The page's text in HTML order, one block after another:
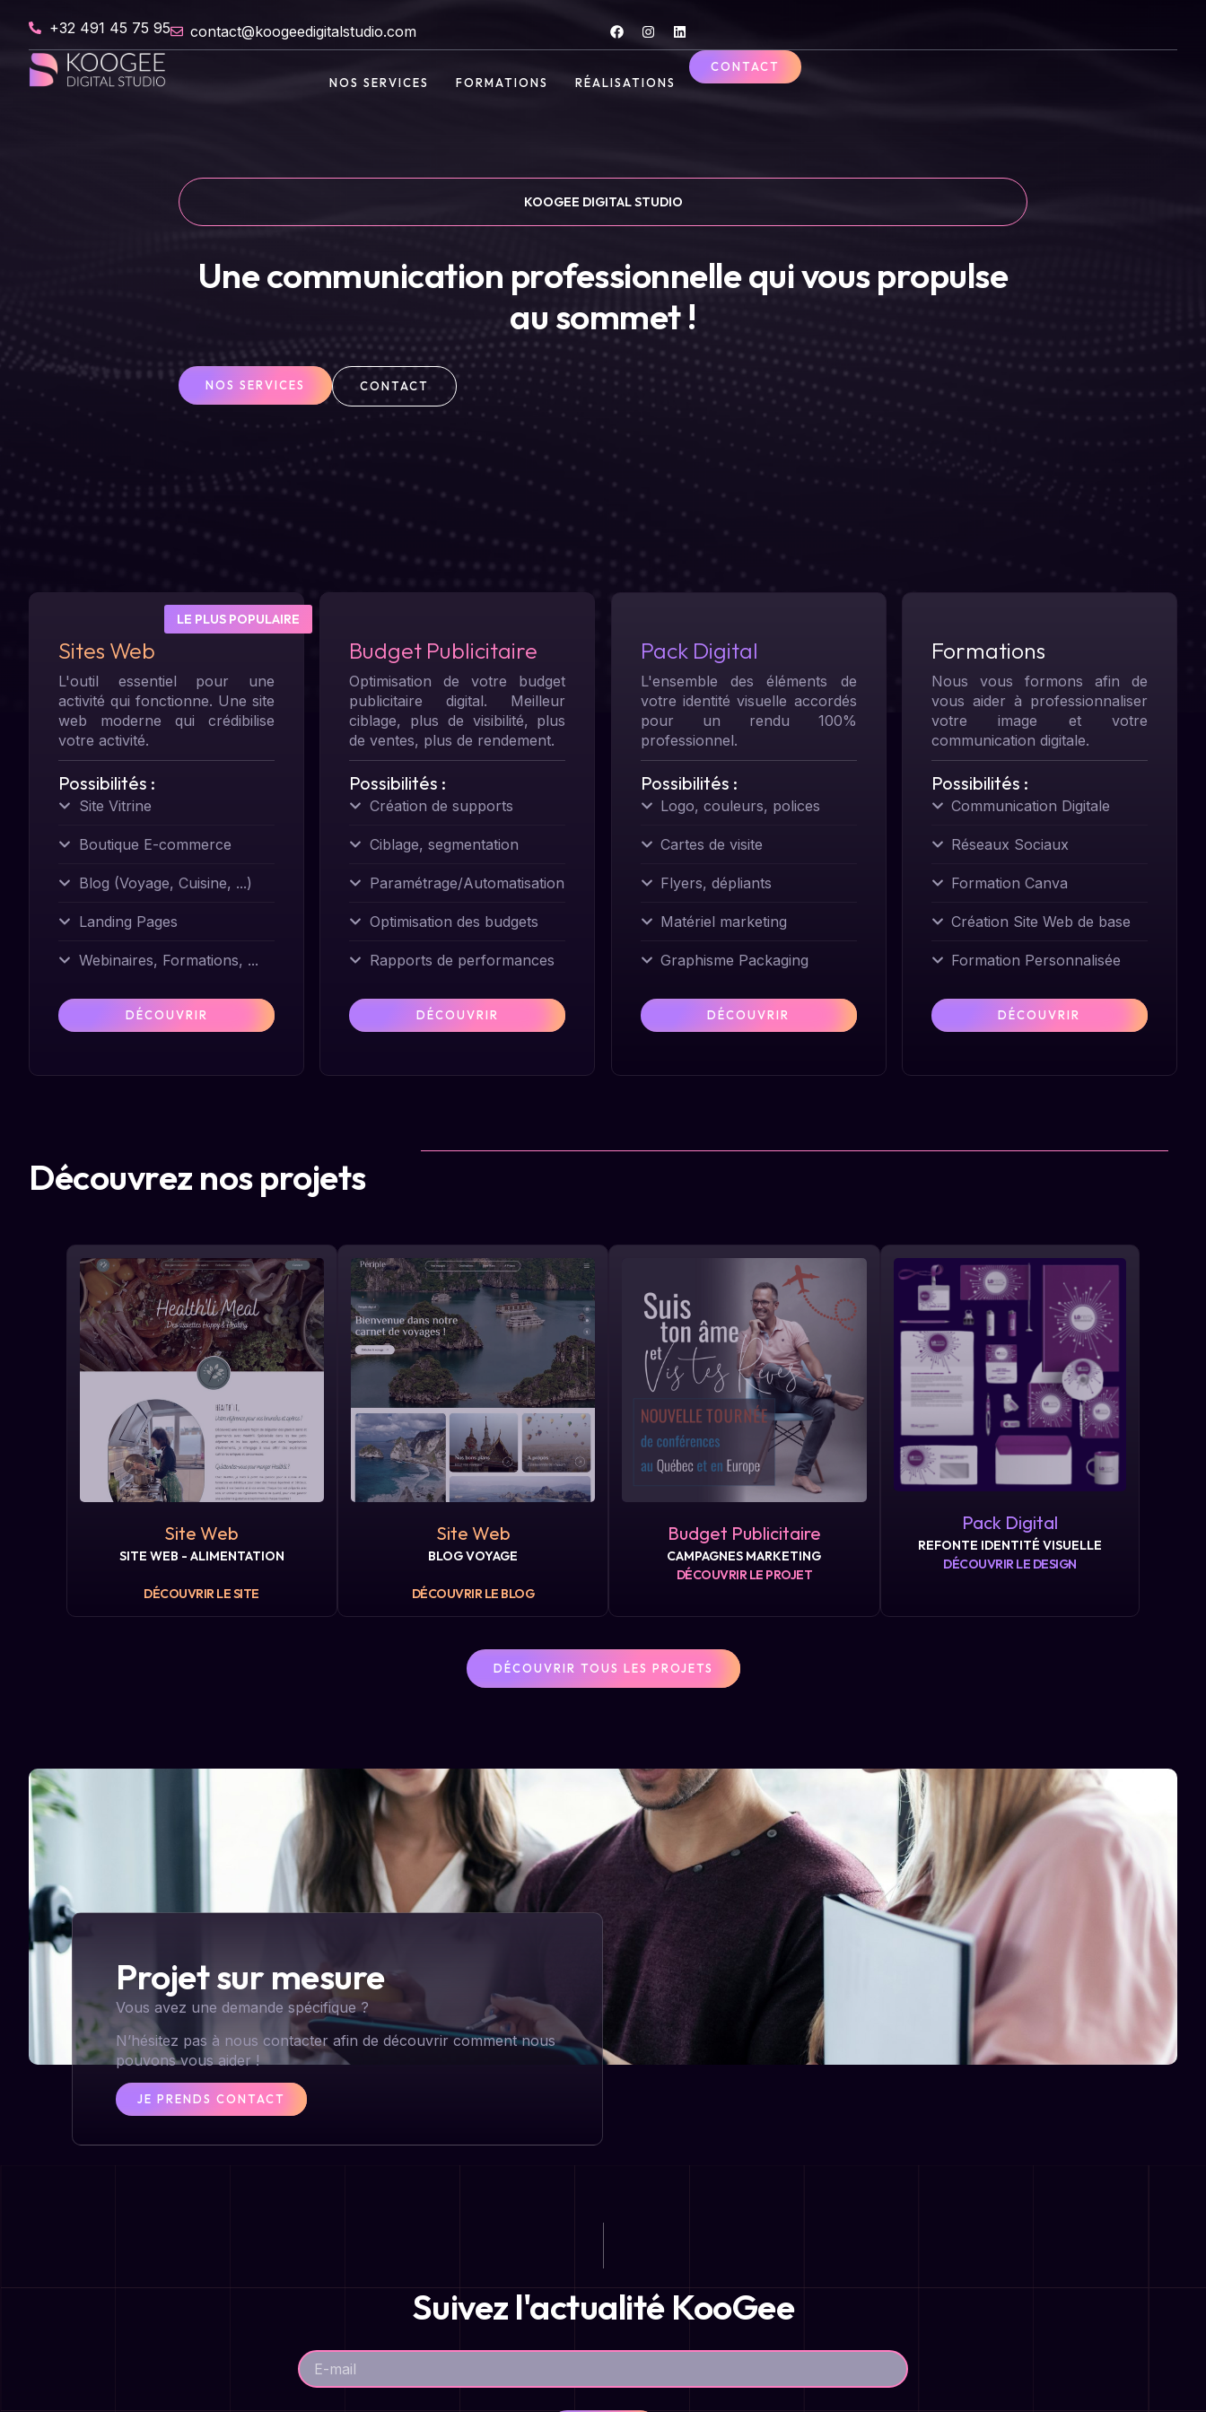
+32 491 45 75 95 contact@koogeedigitalstudio.com
NOS SERVICES FORMATIONS RÉALISATIONS
CONTACT
KOOGEE DIGITAL STUDIO
Une communication professionnelle qui vous propulse
au sommet !
NOS SERVICES CONTACT
LE PLUS POPULAIRE
Sites Web
L'outil essentiel pour une
activité qui fonctionne. Une site
web moderne qui crédibilise
votre activité.
Possibilités :
Site Vitrine
Boutique E-commerce
Blog (Voyage, Cuisine, ...)
Landing Pages
Webinaires, Formations, ...
DÉCOUVRIR
Budget Publicitaire
Optimisation de votre budget
publicitaire digital. Meilleur
ciblage, plus de visibilité, plus
de ventes, plus de rendement.
Possibilités :
Création de supports
Ciblage, segmentation
Paramétrage/Automatisation
Optimisation des budgets
Rapports de performances
DÉCOUVRIR
Pack Digital
L'ensemble des éléments de
votre identité visuelle accordés
pour un rendu 100%
professionnel.
Possibilités :
Logo, couleurs, polices
Cartes de visite
Flyers, dépliants
Matériel marketing
Graphisme Packaging
DÉCOUVRIR
Formations
Nous vous formons afin de
vous aider à professionnaliser
votre image et votre
communication digitale.
Possibilités :
Communication Digitale
Réseaux Sociaux
Formation Canva
Création Site Web de base
Formation Personnalisée
DÉCOUVRIR
Découvrez nos projets
Site Web
SITE WEB - ALIMENTATION
DÉCOUVRIR LE SITE
Site Web
BLOG VOYAGE
DÉCOUVRIR LE BLOG
Budget Publicitaire
CAMPAGNES MARKETING
DÉCOUVRIR LE PROJET
Pack Digital
REFONTE IDENTITÉ VISUELLE
DÉCOUVRIR LE DESIGN
DÉCOUVRIR TOUS LES PROJETS
Projet sur mesure
Vous avez une demande spécifique ?
N’hésitez pas à nous contacter afin de découvrir comment nous
pouvons vous aider !
JE PRENDS CONTACT
Suivez l'actualité KooGee